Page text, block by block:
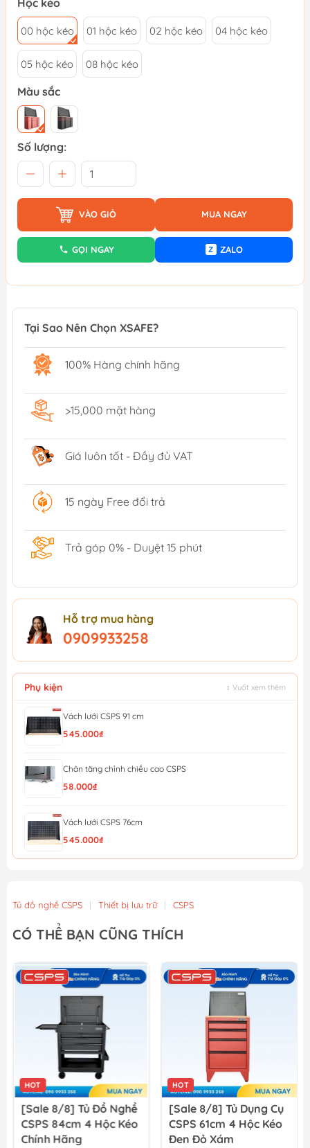
00 hộc kéo 01 hộc kéo 02 hộc kéo 04 hộc kéo
05 hộc kéo 08 hộc kéo
Màu sắc
Số lượng:
VÀO GIỎ MUA NGAY
GỌI NGAY Z ZALO
Tại Sao Nên Chọn XSAFE?
100% Hàng chính hãng
>15,000 mặt hàng
Giá luôn tốt - Đầy đủ VAT
15 ngày Free đổi trả
Trả góp 0% - Duyệt 15 phút
Hỗ trợ mua hàng
0909933258
Phụ kiện ↕ Vuốt xem thêm
Vách lưới CSPS 91 cm
545.000₫
Chân tăng chỉnh chiều cao CSPS
58.000₫
Vách lưới CSPS 76cm
545.000₫
Vách lưới CSPS 104cm Đen
602.000₫
Vách lưới xe đẩy CSPS 03 ngăn - 71cm
363.000₫
Tủ đồ nghề CSPS | Thiết bị lưu trữ | CSPS
CÓ THỂ BẠN CŨNG THÍCH
HOT
[Sale 8/8] Tủ Dụng Cụ
CSPS 61cm 4 Hộc Kéo
Đen Đỏ Xám
HOT
Tủ Dụng Cụ CSPS 76cm
5 Hộc Kéo Không
Nâng Hạ Đen, Xanh